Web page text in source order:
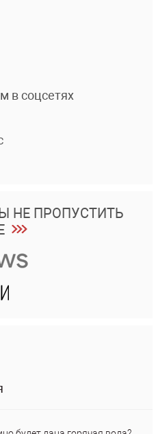
в соцсетях
НЕ ПРОПУСТИТЬ